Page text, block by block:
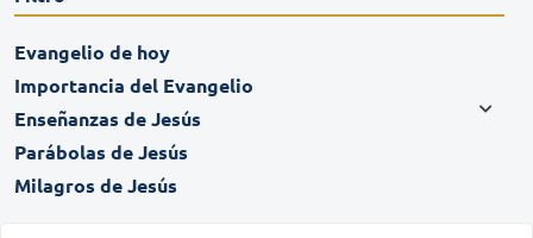
Evangelio de hoy
Importancia del Evangelio
Enseñanzas de Jesús
Parábolas de Jesús
Milagros de Jesús